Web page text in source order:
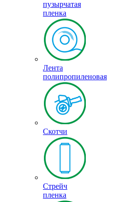
пузырчатая
пленка
Лента
полипропиленовая
Скотчи
Стрейч
пленка